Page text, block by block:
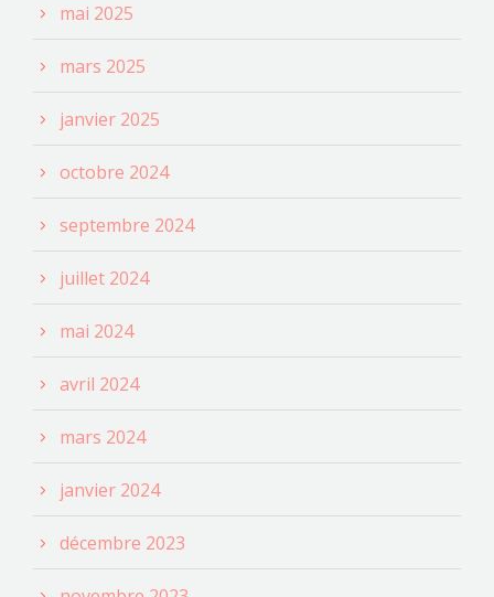
mai 2025
mars 2025
janvier 2025
octobre 2024
septembre 2024
juillet 2024
mai 2024
avril 2024
mars 2024
janvier 2024
décembre 2023